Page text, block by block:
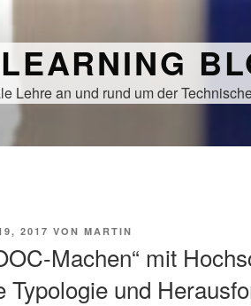
Lehre an und rund um der
2017 VON MARTIN
Machen“ mit
Typologie und